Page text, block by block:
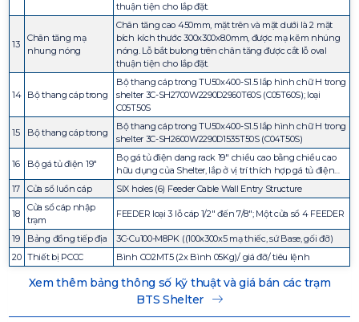
thuận tiện cho lắp đặt.
13
Chân tăng mạ
nhung nóng
Chân tăng cao 450mm, mặt trên và mặt dưới là 2 mặt
bích kích thước 300x300x8.0mm, được mạ kẽm nhúng
nóng. Lỗ bắt bulong trên chân tăng được cắt lỗ oval
thuận tiện cho lắp đặt.
14 Bộ thang cáp trong
Bộ thang cáp trong TU50x400-S1.5 lắp hình chữ H trong
shelter 3C-SH2700W2290D2960T60S (C05T60S); loại
C05T50S
15 Bộ thang cáp trong
Bộ thang cáp trong TU50x400-S1.5 lắp hình chữ H trong
shelter 3C-SH2600W2290D1535T50S (C04T50S)
16 Bộ gá tủ điện 19″
Bọ gá tủ điện dang rack 19″ chiều cao bằng chiều cao
hữu dụng của Shelter, lắp ở vị trí thích hợp gá tủ điện…
17
Cửa sổ luồn cáp SIX holes (6) Feeder Cable Wall Entry Structure
18
Cửa sổ cáp nhập
trạm
FEEDER loại 3 lỗ cáp 1/2″ đến 7/8″; Một cửa sổ 4 FEEDER
19 Bảng đồng tiếp địa
3C-Cu100-M8PK ((100x300x5 mạ thiếc, sứ Base, gối đỡ)
20 Thiết bị PCCC Bình CO2MT5 (2x Bình 05Kg)/ giá đỡ/ tiêu lệnh
Xem thêm bảng thông số kỹ thuật và giá bán các trạm
BTS Shelter